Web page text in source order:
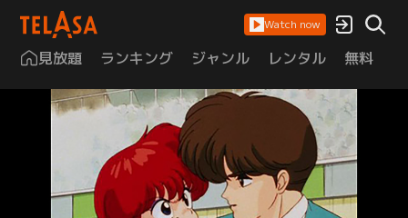
Watch now
見放題 ランキング ジャンル レンタル 無料